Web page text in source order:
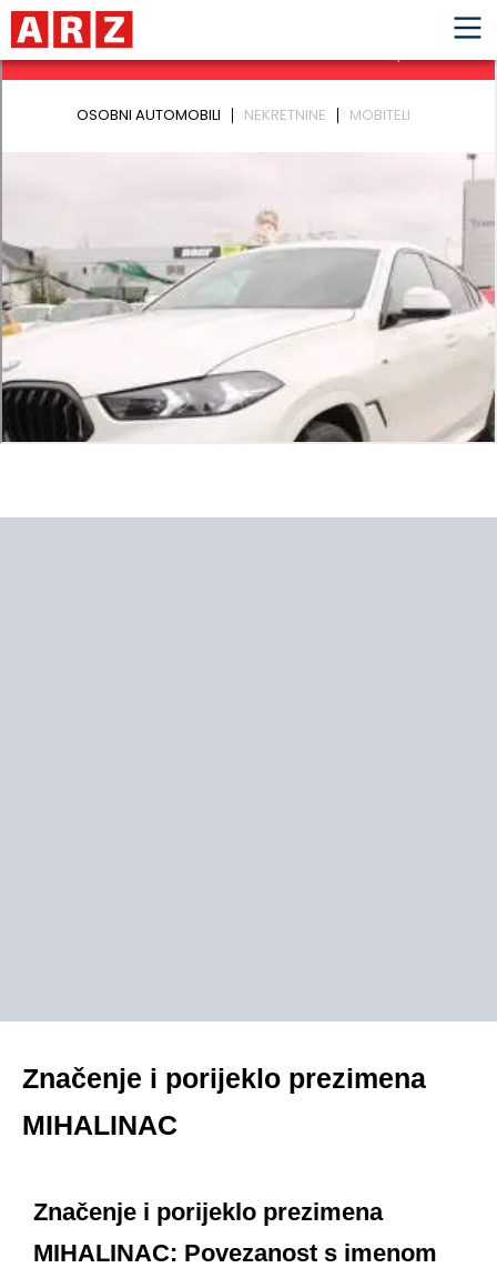
Značenje i porijeklo prezimena
MIHALINAC
Značenje i porijeklo prezimena
MIHALINAC: Povezanost s imenom